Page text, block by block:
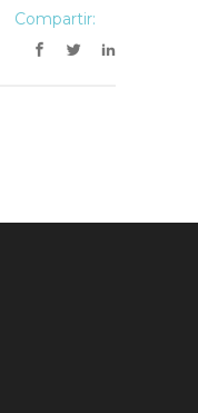
Compartir: